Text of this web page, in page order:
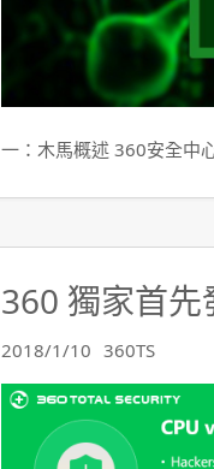
一：木馬概述 360安全中
360 獨家首先
2018/1/10 360TS